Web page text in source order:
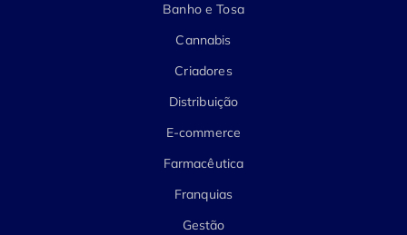
Banho e Tosa
Cannabis
Criadores
Distribuição
E-commerce
Farmacêutica
Franquias
Gestão